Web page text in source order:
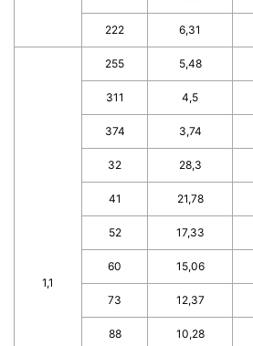
222 6,31
1,1
255 5,48
311 4,5
374 3,74
32 28,3
41 21,78
52 17,33
60 15,06
73 12,37
88 10,28